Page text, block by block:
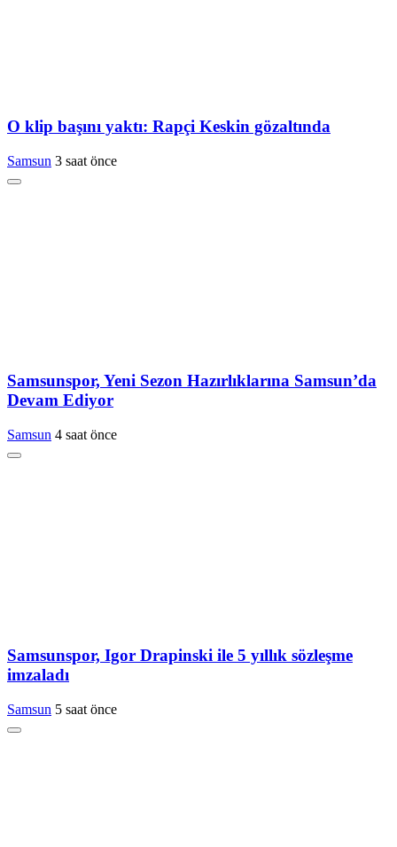
O klip başını yaktı: Rapçi Keskin gözaltında
Samsun 3 saat önce
Samsunspor, Yeni Sezon Hazırlıklarına Samsun’da
Devam Ediyor
Samsun 4 saat önce
Samsunspor, Igor Drapinski ile 5 yıllık sözleşme
imzaladı
Samsun 5 saat önce